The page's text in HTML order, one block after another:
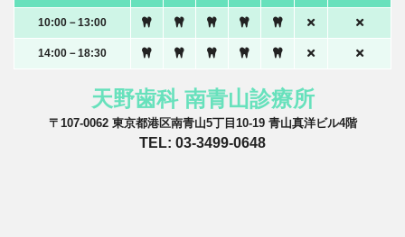
10:00－13:00
14:00－18:30
天野歯科 南青山診療所
〒107-0062 東京都港区南青山5丁目10-19 青山真洋ビル4階
TEL: 03-3499-0648